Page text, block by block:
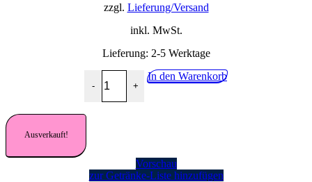
zzgl. Lieferung/Versand
inkl. MwSt.
Lieferung: 2-5 Werktage
-
Veltins Pilsener Party-Keg 10,4L Menge
+
In den Warenkorb
Ausverkauft!
Vorschau
zur Getränke-Liste hinzufügen